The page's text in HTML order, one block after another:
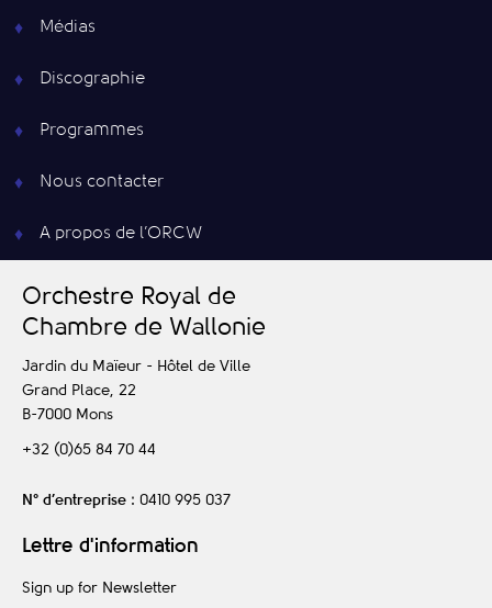
Médias
Discographie
Programmes
Nous contacter
A propos de l’ORCW
Orchestre Royal de
Chambre de Wallonie
Jardin du Maïeur - Hôtel de Ville
Grand Place, 22
B-7000 Mons
+32 (0)65 84 70 44
N° d’entreprise : 0410 995 037
Lettre d'information
Sign up for Newsletter